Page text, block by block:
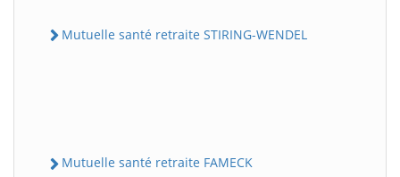
Mutuelle santé retraite STIRING-WENDEL
Mutuelle santé retraite FAMECK